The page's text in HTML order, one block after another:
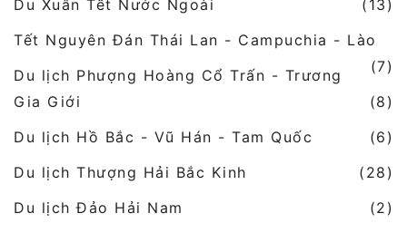
Du Xuân Tết Nước Ngoài
(13)
Tết Nguyên Đán Thái Lan - Campuchia - Lào
(7)
Du lịch Phượng Hoàng Cổ Trấn - Trương
Gia Giới
(8)
Du lịch Hồ Bắc - Vũ Hán - Tam Quốc
(6)
Du lịch Thượng Hải Bắc Kinh
(28)
Du lịch Đảo Hải Nam
(2)